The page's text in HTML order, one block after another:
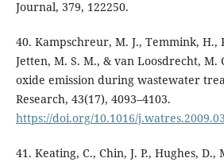
Journal, 379, 122250.
40. Kampschreur, M. J., Temmink, H.,
Jetten, M. S. M., & van Loosdrecht, M.
oxide emission during wastewater
Research, 43(17), 4093–4103.
https://doi.org/10.1016/
41. Keating, C., Chin, J. P., Hughes, D.,